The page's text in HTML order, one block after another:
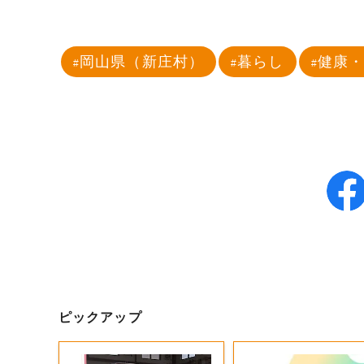
岡山県（新庄村） 暮らし 健康
ピックアップ